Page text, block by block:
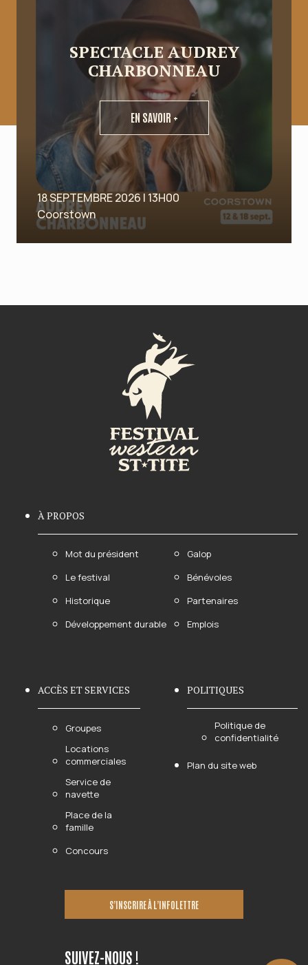
SPECTACLE AUDREY
CHARBONNEAU
EN SAVOIR +
18 SEPTEMBRE 2026 | 13H00
Coorstown
À PROPOS
Mot du président
Le festival
Historique
Développement durable
Galop
Bénévoles
Partenaires
Emplois
ACCÈS ET SERVICES
Groupes
Locations
commerciales
Service de
navette
Place de la
famille
Concours
POLITIQUES
Politique de
confidentialité
Plan du site web
S’INSCRIRE À L’INFOLETTRE
SUIVEZ-NOUS !